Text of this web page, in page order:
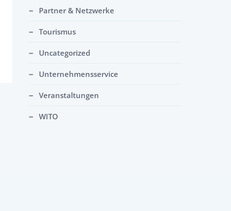
Partner & Netzwerke
Tourismus
Uncategorized
Unternehmensservice
Veranstaltungen
WITO